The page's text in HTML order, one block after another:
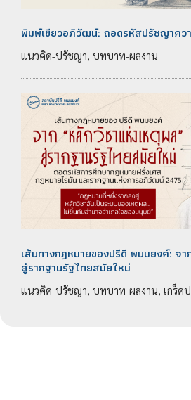
พิมพ์เขียวอภิวัฒน์: ถอดรหัสปรัชญาคว
แนวคิด-ปรัชญา, บทบาท-ผลงาน
เส้นทางกฎหมายของปรีดี พนมยงค์: จ
สู่รากฐานรัฐไทยสมัยใหม่
แนวคิด-ปรัชญา, บทบาท-ผลงาน, เกร็ดป